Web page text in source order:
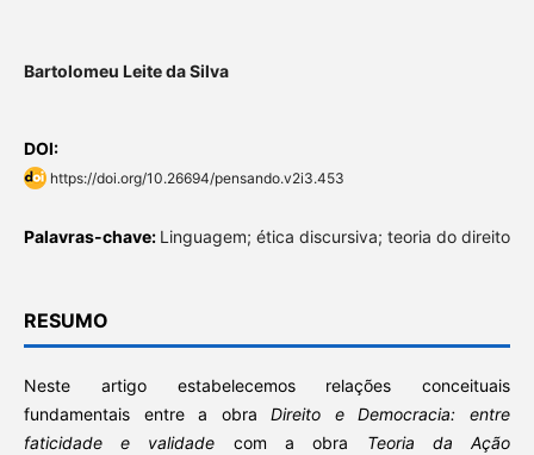
Bartolomeu Leite da Silva
DOI:
https://doi.org/10.26694/pensando.v2i3.453
Palavras-chave: Linguagem; ética discursiva; teoria do direito
RESUMO
Neste artigo estabelecemos relações conceituais
fundamentais entre a obraDireito e Democracia: entre
faticidade e validade com a obra Teoria da Ação